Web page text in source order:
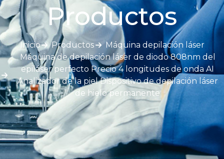
Productos
Inicio Productos
Máquina depilación láser
Máquina de depilación láser de diodo 808nm del
epiláser perfecto Precio 4 longitudes de onda AI
Analizador de la piel Dispositivo de depilación láser
de hielo permanente